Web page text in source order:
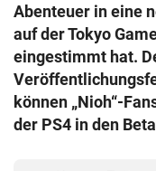
Abenteuer in eine
auf der Tokyo
eingestimmt hat.
können „Nioh“-
der PS4 in den